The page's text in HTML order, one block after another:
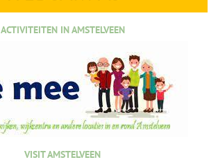
ACTIVITEITEN IN AMSTELVEEN
VISIT AMSTELVEEN